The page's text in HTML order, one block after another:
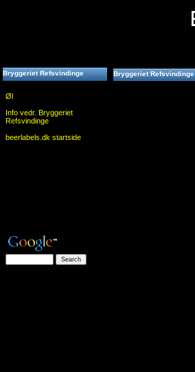
Bryggeriet Refsvindinge
Øl
Info vedr. Bryggeriet
Refsvindinge
beerlabels.dk startside
Bryggeriet Refsvindinge